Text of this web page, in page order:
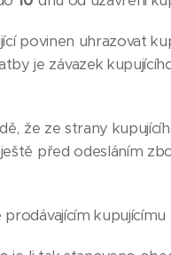
povinen uhrazovat
je závazek
že ze strany
před odesláním